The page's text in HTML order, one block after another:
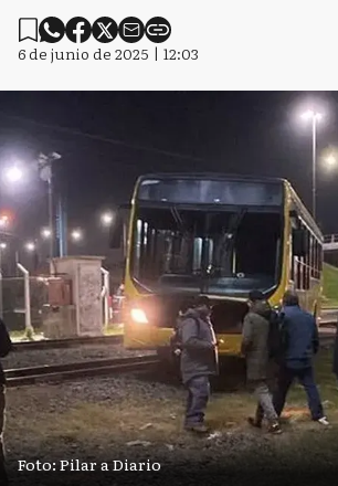
6 de junio de 2025 | 12:03
Foto: Pilar a Diario